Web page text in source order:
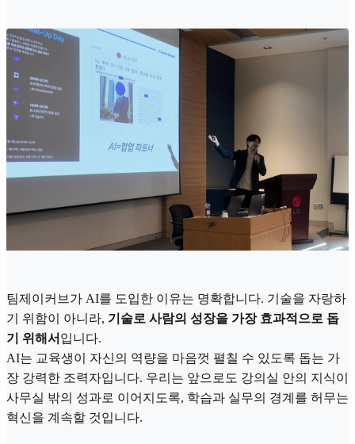
팀제이커브가 AI를 도입한 이유는 명확합니다. 기술을 자랑하
기 위함이 아니라, 기술로 사람의 성장을 가장 효과적으로 돕
기 위해서 입니다.
AI는 교육생이 자신의 역량을 마음껏 펼칠 수 있도록 돕는 가
장 강력한 조력자입니다. 우리는 앞으로도 강의실 안의 지식이
사무실 밖의 성과로 이어지도록, 학습과 실무의 경계를 허무는
혁신을 계속할 것입니다.